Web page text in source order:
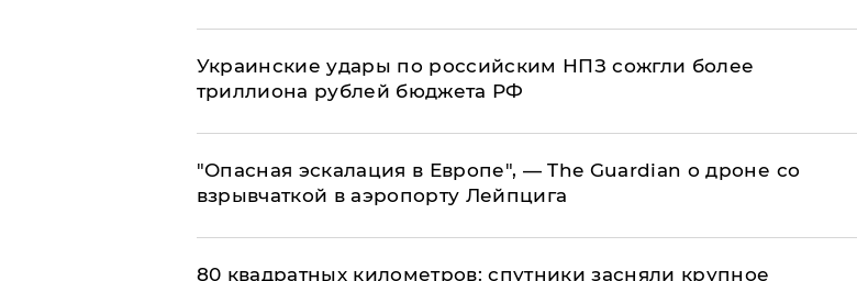
Украинские удары по российским НПЗ сожгли более
триллиона рублей бюджета РФ
"Опасная эскалация в Европе", — The Guardian о дроне со
взрывчаткой в аэропорту Лейпцига
80 квадратных километров: спутники засняли крупное